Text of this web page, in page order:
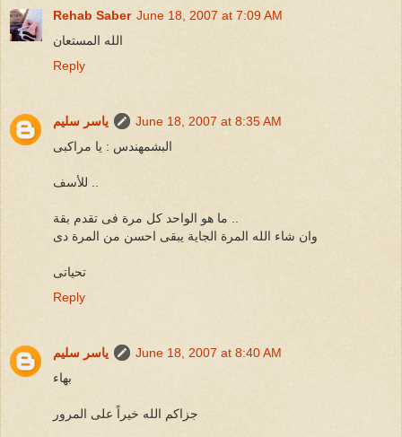
Rehab Saber June 18, 2007 at 7:09 AM
الله المستعان
Reply
ياسر سليم
June 18, 2007 at 8:35 AM
البشمهندس : يا مراكبى
وان شاء الله المرة الجاية يبقى احسن من المرة دى
تحياتى
Reply
ياسر سليم
June 18, 2007 at 8:40 AM
بهاء
جزاكم الله خيراً على المرور